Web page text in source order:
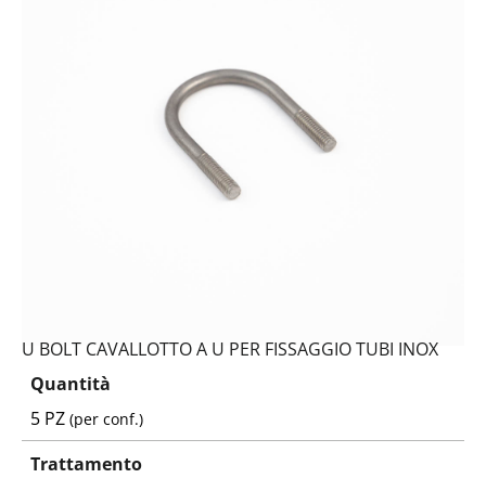
U BOLT CAVALLOTTO A U PER FISSAGGIO TUBI INOX
Quantità
5 PZ(per conf.)
Trattamento